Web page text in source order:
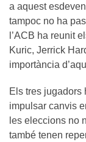
a aquest
tampoc no ha
l’ACB ha reunit
Kuric, Jerrick
importància
Els tres jugadors
impulsar canvis
les eleccions no
també tenen